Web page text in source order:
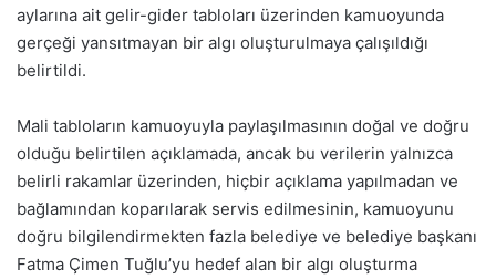
aylarına ait gelir-gider tabloları üzerinden kamuoyunda
gerçeği yansıtmayan bir algı oluşturulmaya çalışıldığı
belirtildi.
Mali tabloların kamuoyuyla paylaşılmasının doğal ve doğru
olduğu belirtilen açıklamada, ancak bu verilerin yalnızca
belirli rakamlar üzerinden, hiçbir açıklama yapılmadan ve
bağlamından koparılarak servis edilmesinin, kamuoyunu
doğru bilgilendirmekten fazla belediye ve belediye başkanı
Fatma Çimen Tuğlu’yu hedef alan bir algı oluşturma